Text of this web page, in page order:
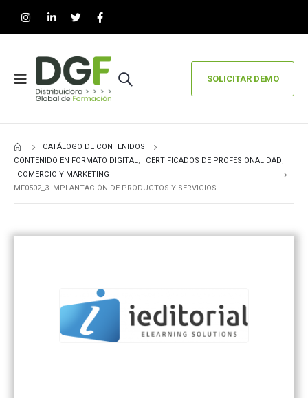
SOLICITAR DEMO
CATÁLOGO DE CONTENIDOS
CONTENIDO EN FORMATO DIGITAL, CERTIFICADOS DE PROFESIONALIDAD,
COMERCIO Y MARKETING
MF0502_3 IMPLANTACIÓN DE PRODUCTOS Y SERVICIOS